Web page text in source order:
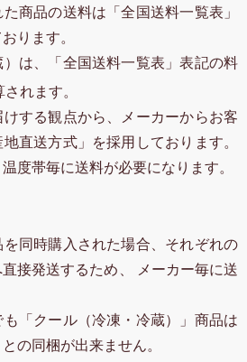
商品の送料は「全国送料一覧表」
ります。
は、「全国送料一覧表」表記の料
されます。
する観点から、メーカーからお客
直送方式」を採用しております。
度帯毎に送料が必要になります。
同時購入された場合、それぞれの
接発送するため、 メーカー毎に送
「クール（冷凍・冷蔵）」商品は
の同梱が出来ません。